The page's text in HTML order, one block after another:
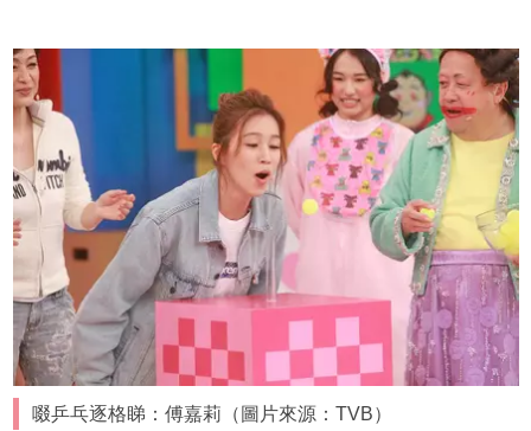
啜乒乓逐格睇：傅嘉莉（圖片來源：TVB）